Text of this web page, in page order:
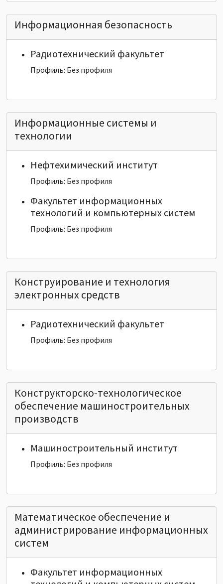
Информационная безопасность
Радиотехнический факультет
Профиль: Без профиля
Информационные системы и
технологии
Нефтехимический институт
Профиль: Без профиля
Факультет информационных
технологий и компьютерных систем
Профиль: Без профиля
Конструирование и технология
электронных средств
Радиотехнический факультет
Профиль: Без профиля
Конструкторско-технологическое
обеспечение машиностроительных
производств
Машиностроительный институт
Профиль: Без профиля
Математическое обеспечение и
администрирование информационных
систем
Факультет информационных